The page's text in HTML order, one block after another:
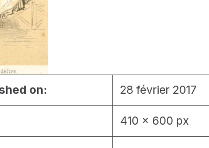
on: 28 février 2017
410 × 600 px